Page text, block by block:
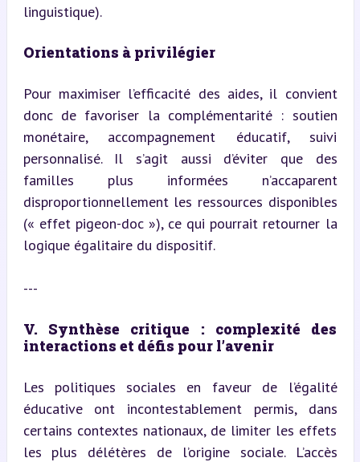
linguistique).
Orientations à privilégier
Pour maximiser l’efficacité des aides, il convient
donc de favoriser la complémentarité : soutien
monétaire, accompagnement éducatif, suivi
personnalisé. Il s’agit aussi d’éviter que des
familles plus informées n’accaparent
disproportionnellement les ressources disponibles
(« effet pigeon-doc »), ce qui pourrait retourner la
logique égalitaire du dispositif.
---
V. Synthèse critique : complexité des
interactions et défis pour l’avenir
Les politiques sociales en faveur de l’égalité
éducative ont incontestablement permis, dans
certains contextes nationaux, de limiter les effets
les plus délétères de l’origine sociale. L’accès